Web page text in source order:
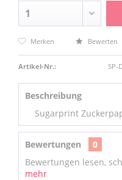
Merken Bewerten
Artikel-Nr.: SP-
Beschreibung
Sugarprint
Bewertungen
0
Bewertungen lesen,
mehr